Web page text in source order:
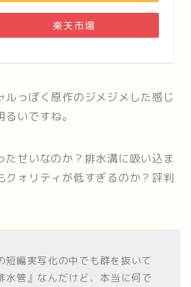
楽天市場
ルっぽく原作のジメジメした感じ
いですね。
たせいなのか？排水溝に吸い込ま
クォリティが低すぎるのか？評判
短編実写化の中でも群を抜いて
水管』なんだけど、本当に何で